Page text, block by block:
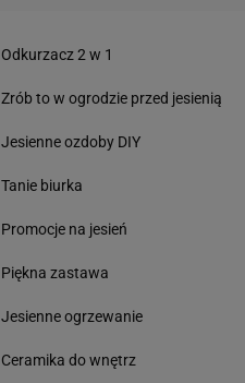
Odkurzacz 2 w 1
Zrób to w ogrodzie przed jesienią
Jesienne ozdoby DIY
Tanie biurka
Promocje na jesień
Piękna zastawa
Jesienne ogrzewanie
Ceramika do wnętrz